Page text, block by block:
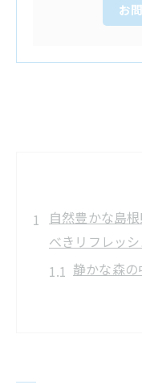
お
自然豊かな島
べきリフレッ
静かな森
宍道湖周